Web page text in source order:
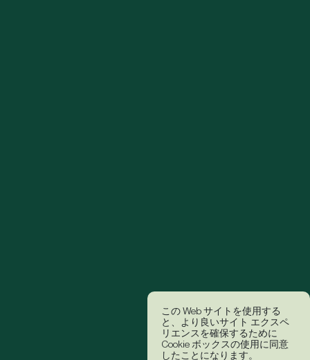
この Web サイトを使用する
と、より良いサイト エクスペ
リエンスを確保するために
Cookie ボックスの使用に同意
したことになります。